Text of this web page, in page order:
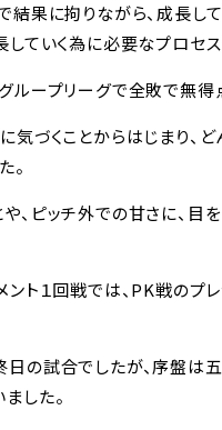
結果に拘りながら、成長して
していく為に必要なプロ
ループリーグで全敗で無得
気づくことからはじまり、
。
、ピッチ外での甘さに、目
ント１回戦では、PK戦の
の試合でしたが、序盤は
した。